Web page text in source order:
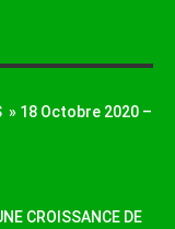
» 18 Octobre 2020 –
CROISSANCE DE